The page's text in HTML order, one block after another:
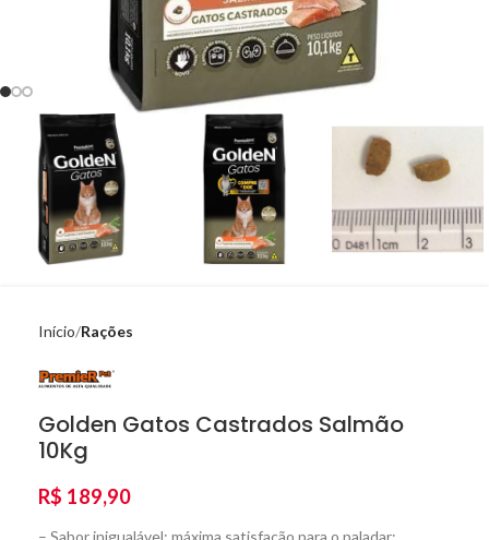
Início Rações
Golden Gatos Castrados Salmão
10Kg
R$ 189,90
– Sabor inigualável: máxima satisfação para o paladar;